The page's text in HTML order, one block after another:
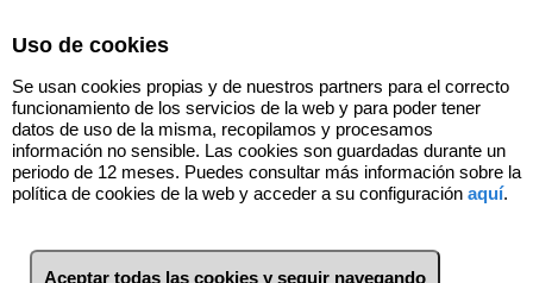
Volver
Uso de cookies
Se usan cookies propias y de nuestros partners para el correcto
funcionamiento de los servicios de la web y para poder tener
datos de uso de la misma, recopilamos y procesamos
información no sensible. Las cookies son guardadas durante un
periodo de 12 meses. Puedes consultar más información sobre la
política de cookies de la web y acceder a su configuración aquí.
Aceptar todas las cookies y seguir navegando